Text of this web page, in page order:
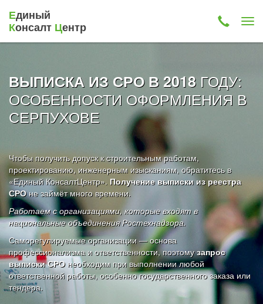
Единый
Консалт Центр
ВЫПИСКА ИЗ СРО В 2018 ГОДУ:
ОСОБЕННОСТИ ОФОРМЛЕНИЯ В
СЕРПУХОВЕ
Чтобы получить допуск к строительным работам,
проектированию, инженерным изысканиям, обратитесь в
«Единый КонсалтЦентр». Получение выписки из реестра
СРОне займёт много времени.
Работаем с организациями, которые входят в
национальные объединения Ростехнадзора.
Саморегулируемые организации — основа
профессионализма и ответственности, поэтомузапрос
выписки СРОнеобходим при выполнении любой
ответственной работы, особенно государственного заказа или
тендера.